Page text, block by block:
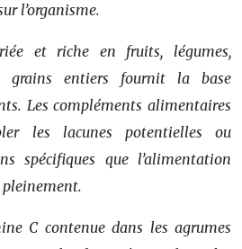
l’organisme.
et riche en fruits, légumes,
grains entiers fournit la base
Les compléments alimentaires
les lacunes potentielles ou
spécifiques que l’alimentation
pleinement.
C contenue dans les agrumes